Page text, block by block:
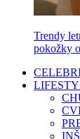
Trendy
pokožky